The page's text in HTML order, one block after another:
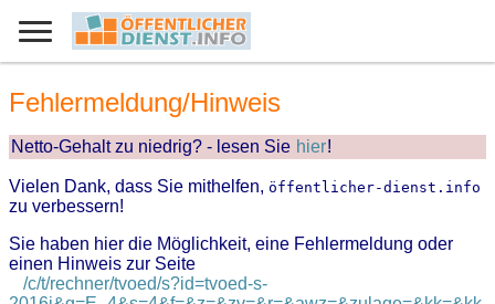
Fehlermeldung/Hinweis
Netto-Gehalt zu niedrig? - lesen Sie hier!
Vielen Dank, dass Sie mithelfen, öffentlicher-dienst.info
zu verbessern!
Sie haben hier die Möglichkeit, eine Fehlermeldung oder
einen Hinweis zur Seite
/c/t/rechner/tvoed/s?id=tvoed-s-